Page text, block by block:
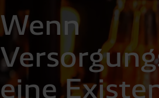
Wenn
eine